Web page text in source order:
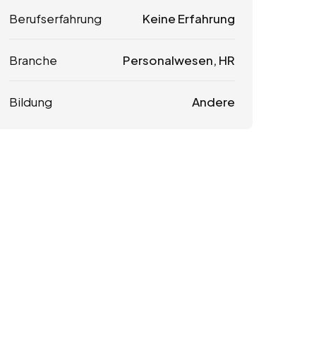
Berufserfahrung Keine Erfahrung
Branche Personalwesen, HR
Bildung Andere